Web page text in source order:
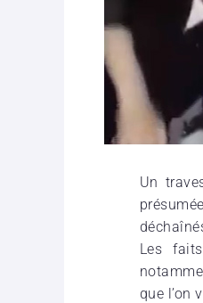
Un
Les
que l’on